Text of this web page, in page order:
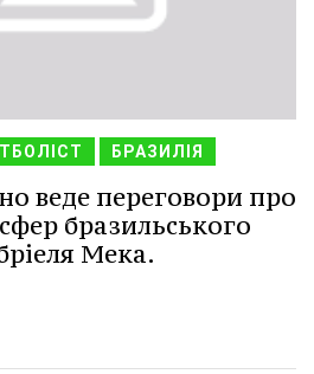
БРАЗИЛІЯ
веде переговори про
бразильського
Мека.